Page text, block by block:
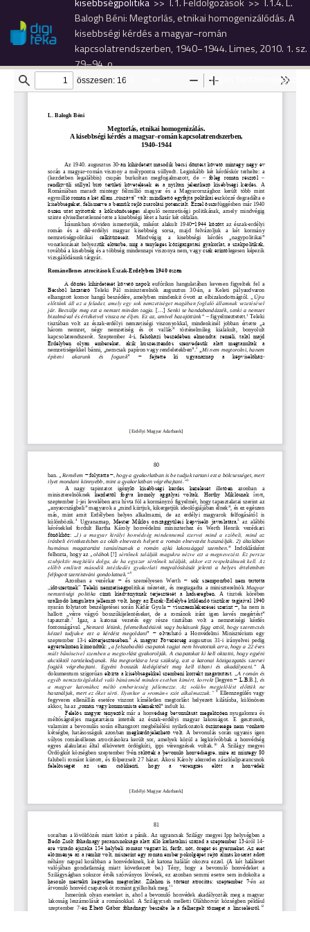
Balogh Béni: Megtorlás, etnikai homogenizálódás. A
kisebbségi kérdés a magyar−román
kapcsolatrendszerben, 1940−1944. Limes, 2010. 1. sz.
79–94. o.
<<
Teljes tartalomjegyzék